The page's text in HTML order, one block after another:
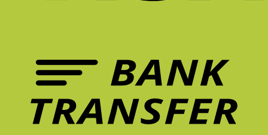
ควร
หน้า
ร้อน
ระยะ
ยาว
ไหม?